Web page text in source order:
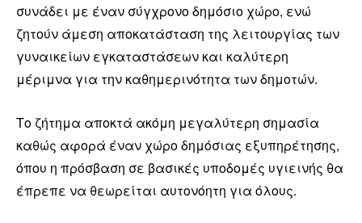
συνάδει με έναν σύγχρονο δημόσιο χώρο, ενώ
ζητούν άμεση αποκατάσταση της λειτουργίας των
γυναικείων εγκαταστάσεων και καλύτερη
μέριμνα για την καθημερινότητα των δημοτών.
Το ζήτημα αποκτά ακόμη μεγαλύτερη σημασία
καθώς αφορά έναν χώρο δημόσιας εξυπηρέτησης,
όπου η πρόσβαση σε βασικές υποδομές υγιεινής θα
έπρεπε να θεωρείται αυτονόητη για όλους.